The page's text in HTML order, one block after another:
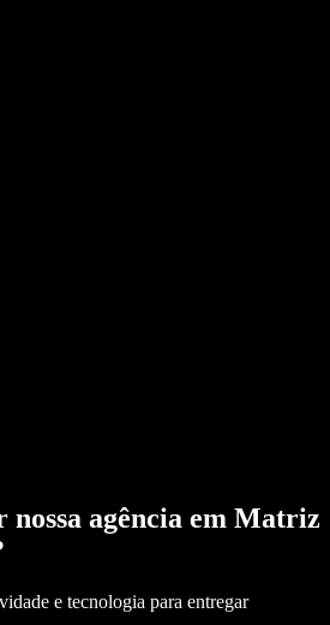
agência em Matriz
e tecnologia para entregar